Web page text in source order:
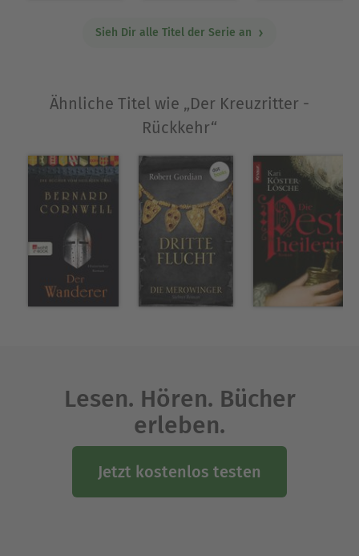
Sieh Dir alle Titel der Serie an
Ähnliche Titel wie „Der Kreuzritter -
Rückkehr“
Lesen. Hören. Bücher
erleben.
Jetzt kostenlos testen